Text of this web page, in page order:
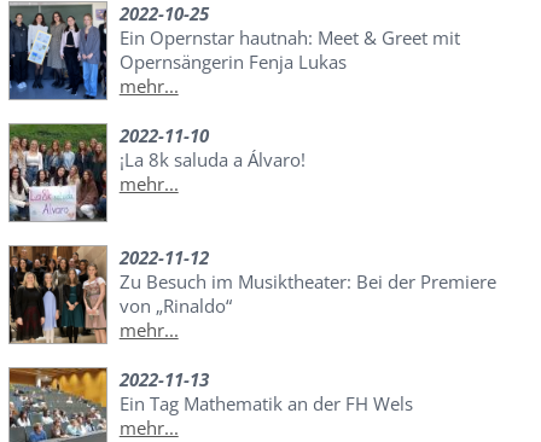
2022-10-25
Ein Opernstar hautnah: Meet & Greet mit
Opernsängerin Fenja Lukas
mehr...
2022-11-10
¡La 8k saluda a Álvaro!
mehr...
2022-11-12
Zu Besuch im Musiktheater: Bei der Premiere
von „Rinaldo“
mehr...
2022-11-13
Ein Tag Mathematik an der FH Wels
mehr...